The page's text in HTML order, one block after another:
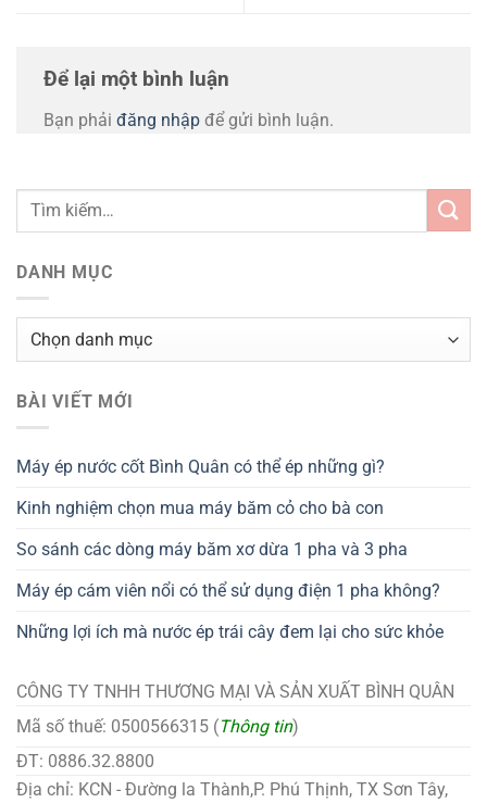
Để lại một bình luận
Bạn phải đăng nhập để gửi bình luận.
DANH MỤC
Danh
BÀI VIẾT MỚI
Máy ép nước cốt Bình Quân có thể ép những gì?
Kinh nghiệm chọn mua máy băm cỏ cho bà con
So sánh các dòng máy băm xơ dừa 1 pha và 3 pha
Máy ép cám viên nổi có thể sử dụng điện 1 pha không?
Những lợi ích mà nước ép trái cây đem lại cho sức khỏe
CÔNG TY TNHH THƯƠNG MẠI VÀ SẢN XUẤT BÌNH QUÂN
Mã số thuế: 0500566315 (Thông tin)
ĐT: 0886.32.8800
Địa chỉ: KCN - Đường la Thành,P. Phú Thịnh, TX Sơn Tây,